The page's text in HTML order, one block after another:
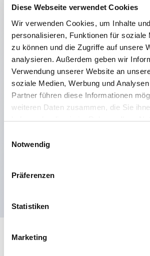
Diese Webseite verwendet Cookies
Wir verwenden Cookies, um Inhalte
personalisieren, Funktionen für soziale
zu können und die Zugriffe auf unsere
analysieren. Außerdem geben wir
Verwendung unserer Website an
soziale Medien, Werbung und
Partner führen diese Informationen
weiteren Daten zusammen, die Sie
haben oder die sie im Rahmen Ihrer
Notwendig
Präferenzen
Statistiken
Marketing
Hauptmerkmale
5,7 Zoll TFT-LCD-Farbdisplay,
cd/m2, 640 x 480 Auflösung,
-20 bis +60 °C,
100.000 Stunden, Unterstützt FTP,
Webserver und BACnet-Protokoll,
4 Protokolle gleichzeitig,
iOS- und Android-Geräte, Video- &
Schnittstelle bei ausgewählten
analoge und digitale I/O-